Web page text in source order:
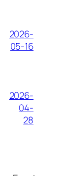
2026-
05-16
2026-
04-
28